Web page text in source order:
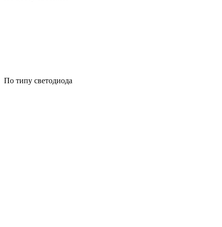
По типу светодиода